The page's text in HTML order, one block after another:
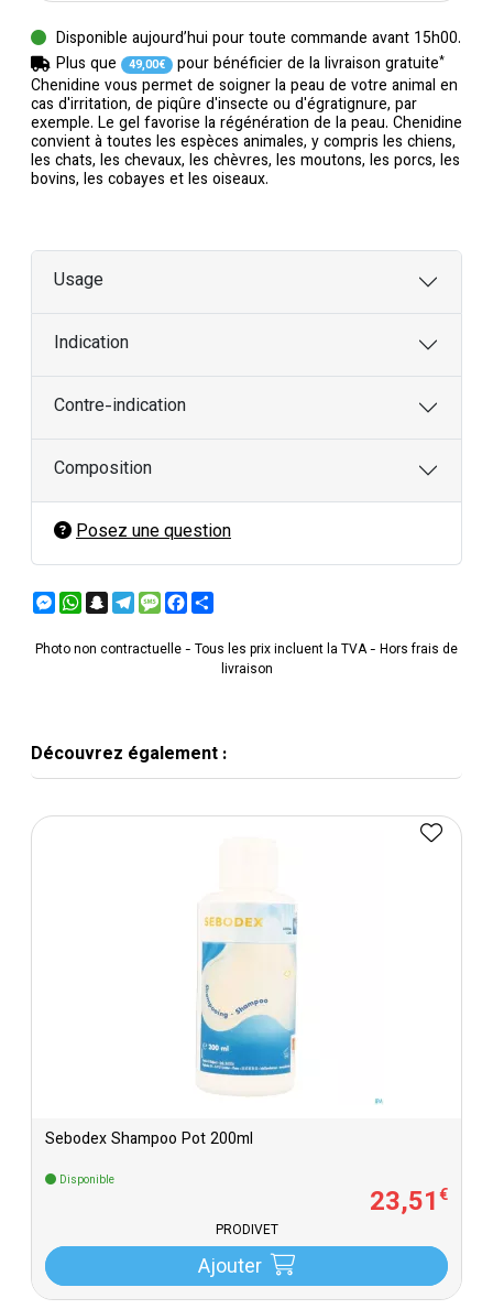
Chenidine vous permet de soigner la peau de votre animal en
cas d'irritation, de piqûre d'insecte ou d'égratignure, par
exemple. Le gel favorise la régénération de la peau. Chenidine
convient à toutes les espèces animales, y compris les chiens,
les chats, les chevaux, les chèvres, les moutons, les porcs, les
bovins, les cobayes et les oiseaux.
Disponible aujourd’hui pour toute commande avant 15h00.
Plus que
49,00€ pour bénéficier de la livraison gratuite*
Usage
Indication
Contre-indication
Composition
Posez une question
Messenger
WhatsApp
Snapchat
Telegram
MessageFacebook
Photo non contractuelle - Tous les prix incluent la TVA - Hors frais de
livraison
Découvrez également :
Sebodex Shampoo Pot 200ml
Disponible
23,51€
PRODIVET
Ajouter